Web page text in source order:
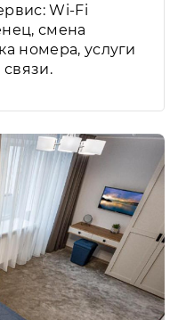
Wi-Fi
смена
номера, услуги